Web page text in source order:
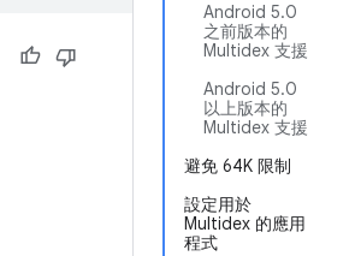
Android 5.0
之前版本的
Multidex 支援
Android 5.0
以上版本的
Multidex 支援
避免 64K 限制
設定用於
Multidex 的應用
程式